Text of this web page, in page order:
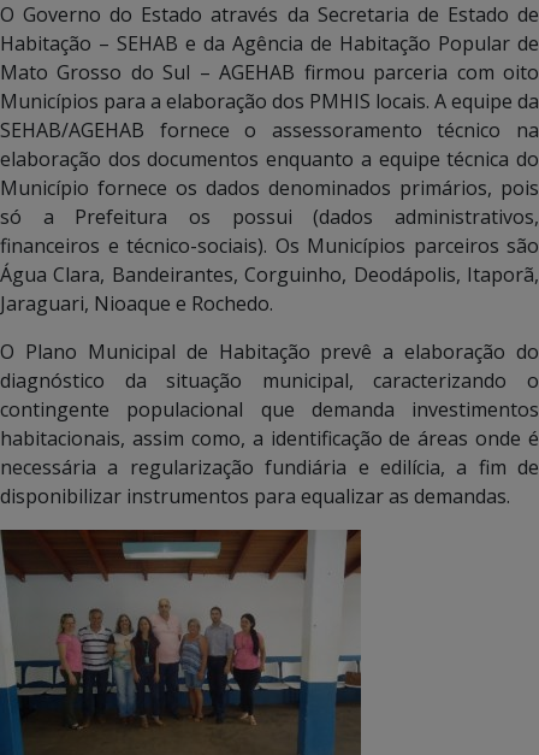
O Governo do Estado através da Secretaria de Estado de
Habitação – SEHAB e da Agência de Habitação Popular de
Mato Grosso do Sul – AGEHAB firmou parceria com oito
Municípios para a elaboração dos PMHIS locais. A equipe da
SEHAB/AGEHAB fornece o assessoramento técnico na
elaboração dos documentos enquanto a equipe técnica do
Município fornece os dados denominados primários, pois
só a Prefeitura os possui (dados administrativos,
financeiros e técnico-sociais). Os Municípios parceiros são
Água Clara, Bandeirantes, Corguinho, Deodápolis, Itaporã,
Jaraguari, Nioaque e Rochedo.
O Plano Municipal de Habitação prevê a elaboração do
diagnóstico da situação municipal, caracterizando o
contingente populacional que demanda investimentos
habitacionais, assim como, a identificação de áreas onde é
necessária a regularização fundiária e edilícia, a fim de
disponibilizar instrumentos para equalizar as demandas.